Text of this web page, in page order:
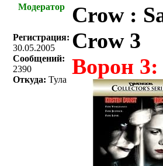
Модератор
Регистрация:
30.05.2005
Сообщений:
2390
Откуда: Тула
Crow :
Crow 3
Ворон 3: